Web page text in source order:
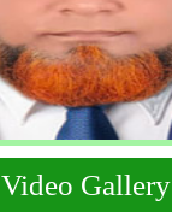
Video Gallery